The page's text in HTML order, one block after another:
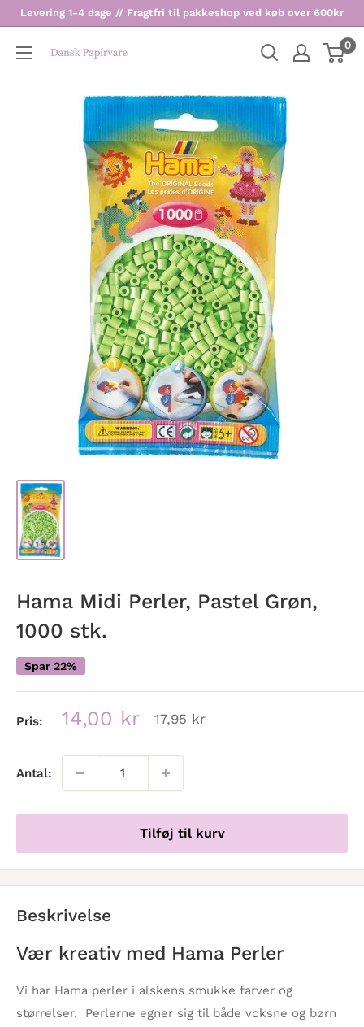
Levering 1-4 dage // Fragtfri til pakkeshop ved køb over 600kr
Dansk
0
Hama Midi Perler, Pastel Grøn,
1000 stk.
Spar 22%
Pris: Udsalgspris
14,00 kr Normalpris
17,95 kr
Antal:
Tilføj til kurv
Beskrivelse
Vær kreativ med Hama Perler
Vi har Hama perler i alskens smukke farver og
størrelser. Perlerne egner sig til både voksne og børn